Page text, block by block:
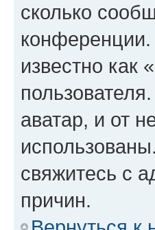
сколько
известно как
аватар, и от
свяжитесь с
причин.